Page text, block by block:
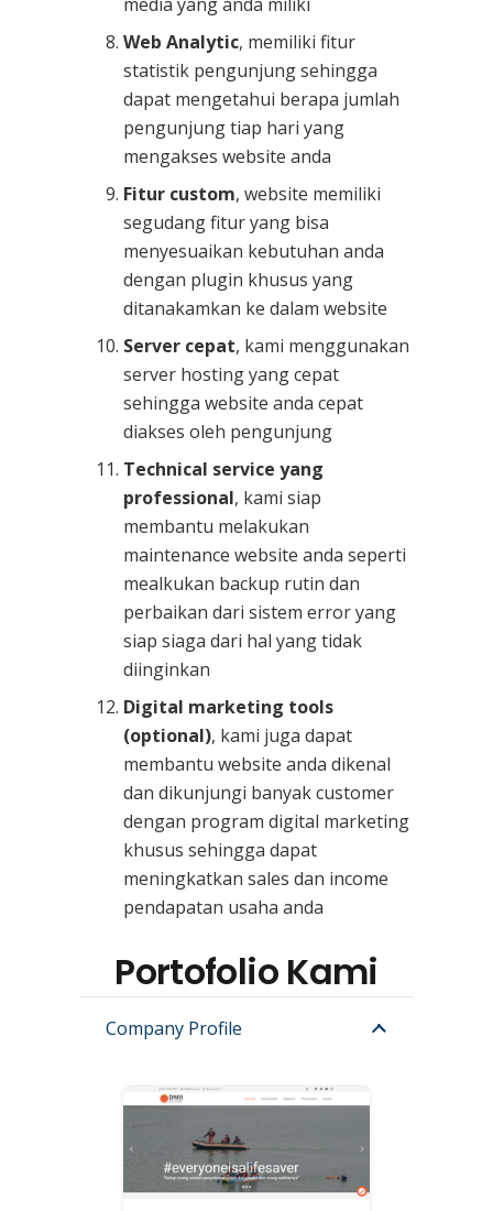
Web Analytic, memiliki fitur
statistik pengunjung sehingga
dapat mengetahui berapa jumlah
pengunjung tiap hari yang
mengakses website anda
Fitur custom, website memiliki
segudang fitur yang bisa
menyesuaikan kebutuhan anda
dengan plugin khusus yang
ditanakamkan ke dalam website
Server cepat, kami menggunakan
server hosting yang cepat
sehingga website anda cepat
diakses oleh pengunjung
Technical service yang
professional, kami siap
membantu melakukan
maintenance website anda seperti
mealkukan backup rutin dan
perbaikan dari sistem error yang
siap siaga dari hal yang tidak
diinginkan
Digital marketing tools
(optional), kami juga dapat
membantu website anda dikenal
dan dikunjungi banyak customer
dengan program digital marketing
khusus sehingga dapat
meningkatkan sales dan income
pendapatan usaha anda
Portofolio Kami
Company Profile